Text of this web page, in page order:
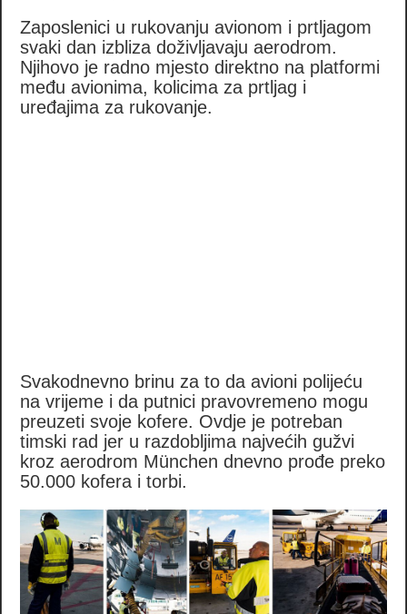
Zaposlenici u rukovanju avionom i prtljagom
svaki dan izbliza doživljavaju aerodrom.
Njihovo je radno mjesto direktno na platformi
među avionima, kolicima za prtljag i
uređajima za rukovanje.
Svakodnevno brinu za to da avioni polijeću
na vrijeme i da putnici pravovremeno mogu
preuzeti svoje kofere. Ovdje je potreban
timski rad jer u razdobljima najvećih gužvi
kroz aerodrom München dnevno prođe preko
50.000 kofera i torbi.